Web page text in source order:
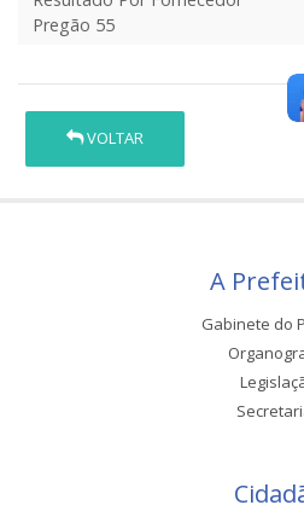
Pregão 55
VOLTAR
A
Gabinete do